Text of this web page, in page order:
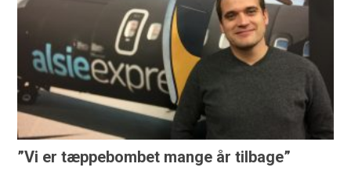
”Vi er tæppebombet mange år tilbage”